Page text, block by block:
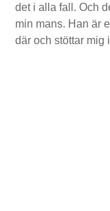
det i alla fall. Och
min mans. Han är
där och stöttar mig